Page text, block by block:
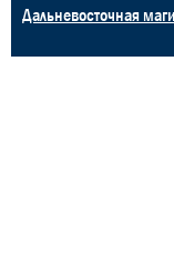
Дальневосточная